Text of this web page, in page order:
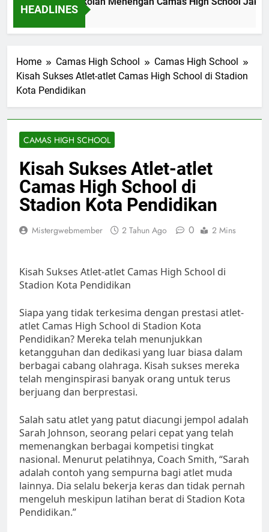
HEADLINES
Home Camas High School
Camas High School
Kisah Sukses Atlet-atlet Camas High School di Stadion
Kota Pendidikan
CAMAS HIGH SCHOOL
Kisah Sukses Atlet-atlet
Camas High School di
Stadion Kota Pendidikan
Mistergwebmember 2 Tahun Ago 0 2 Mins
Kisah Sukses Atlet-atlet Camas High School di
Stadion Kota Pendidikan
Siapa yang tidak terkesima dengan prestasi atlet-
atlet Camas High School di Stadion Kota
Pendidikan? Mereka telah menunjukkan
ketangguhan dan dedikasi yang luar biasa dalam
berbagai cabang olahraga. Kisah sukses mereka
telah menginspirasi banyak orang untuk terus
berjuang dan berprestasi.
Salah satu atlet yang patut diacungi jempol adalah
Sarah Johnson, seorang pelari cepat yang telah
memenangkan berbagai kompetisi tingkat
nasional. Menurut pelatihnya, Coach Smith, “Sarah
adalah contoh yang sempurna bagi atlet muda
lainnya. Dia selalu bekerja keras dan tidak pernah
mengeluh meskipun latihan berat di Stadion Kota
Pendidikan.”